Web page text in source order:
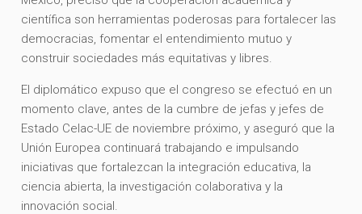
científica son herramientas poderosas para fortalecer las
democracias, fomentar el entendimiento mutuo y
construir sociedades más equitativas y libres.
El diplomático expuso que el congreso se efectuó en un
momento clave, antes de la cumbre de jefas y jefes de
Estado Celac-UE de noviembre próximo, y aseguró que la
Unión Europea continuará trabajando e impulsando
iniciativas que fortalezcan la integración educativa, la
ciencia abierta, la investigación colaborativa y la
innovación social.